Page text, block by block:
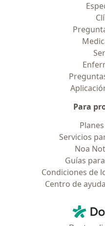
Para
Servicios
Noa
Guías
Condiciones de
Centro de